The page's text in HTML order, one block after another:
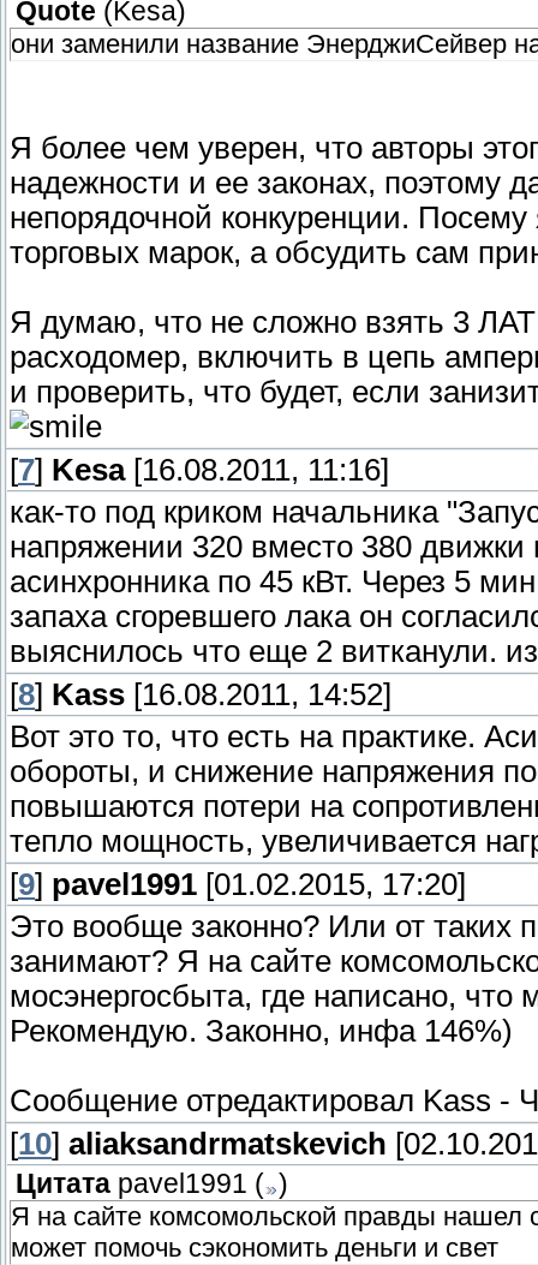
Quote ( Kesa)
они заменили название ЭнерджиСейвер
Я более чем уверен, что авторы
надежности и ее законах, поэтому
непорядочной конкуренции. Посему
торговых марок, а обсудить сам
Я думаю, что не сложно взять 3
расходомер, включить в цепь
и проверить, что будет, если
[7] Kesa[16.08.2011, 11:16]
как-то под криком начальника
напряжении 320 вместо 380 движки
асинхронника по 45 кВт. Через 5
запаха сгоревшего лака он
выяснилось что еще 2 витканули.
[8] Kass [16.08.2011, 14:52]
Вот это то, что есть на практике.
обороты, и снижение напряжения
повышаются потери на
тепло мощность, увеличивается
[9] pavel1991 [01.02.2015, 17:20]
Это вообще законно? Или от таких
занимают? Я на сайте
мосэнергосбыта, где написано, что
Рекомендую. Законно, инфа 146%)
Сообщение отредактировал Kass -
[10] aliaksandrmatskevich
Цитата pavel1991 ( )
Я на сайте комсомольской правды нашел
может помочь сэкономить деньги и свет